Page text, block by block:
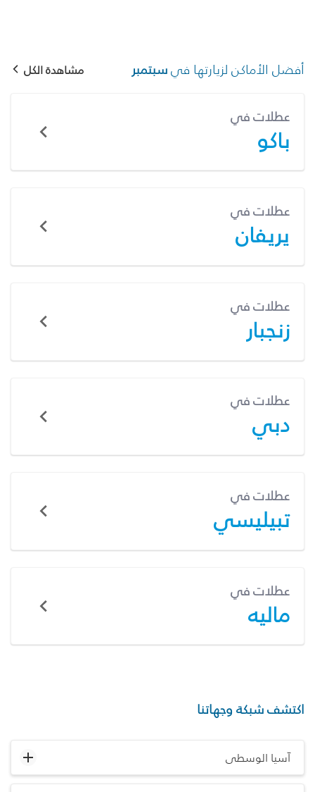
أفضل الأماكن لزيارتها فيسبتمبر مشاهدة الكل
عطلات في
باكو
عطلات في
يريفان
عطلات في
زنجبار
عطلات في
دبي
عطلات في
تبيليسي
عطلات في
ماليه
اكتشف شبكة وجهاتنا
آسيا الوسطى